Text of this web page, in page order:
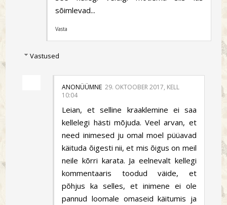
sõimlevad...
Vasta
Vastused
ANONÜÜMNE 29. OKTOOBER 2017, KELL
10:04
Leian, et selline kraaklemine ei saa
kellelegi hästi mõjuda. Veel arvan, et
need inimesed ju omal moel püüavad
käituda õigesti nii, et mis õigus on meil
neile kõrri karata. Ja eelnevalt kellegi
kommentaaris toodud väide, et
põhjus ka selles, et inimene ei ole
pannud loomale omaseid käitumis ja